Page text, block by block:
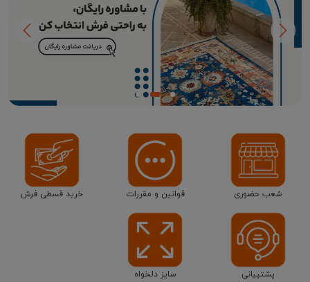
شعب حضوری قوانین و مقررات خرید قسطی فرش
پشتیبانی سایز دلخواه